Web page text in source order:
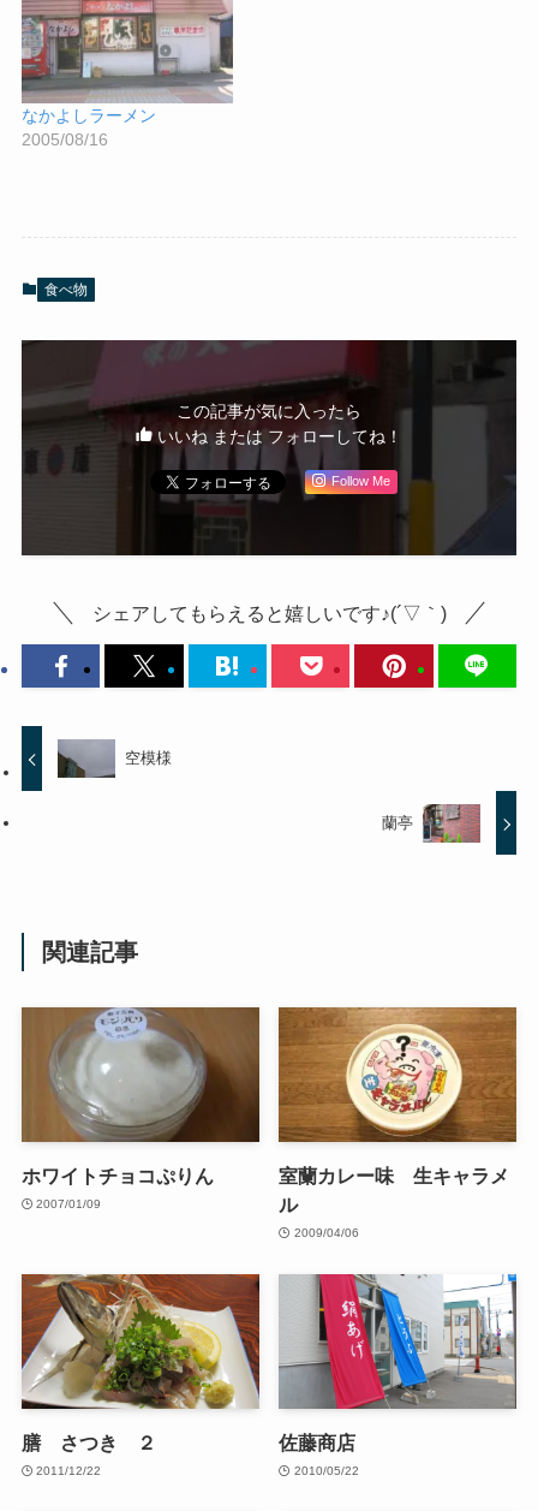
なかよしラーメン
2005/08/16
食べ物
この記事が気に入ったら
いいね または フォローしてね！
Follow Me
シェアしてもらえると嬉しいです♪(´▽｀)
空模様
蘭亭
関連記事
ホワイトチョコぷりん
2007/01/09
室蘭カレー味 生キャラメ
ル
2009/04/06
膳 さつき ２
2011/12/22
佐藤商店
2010/05/22